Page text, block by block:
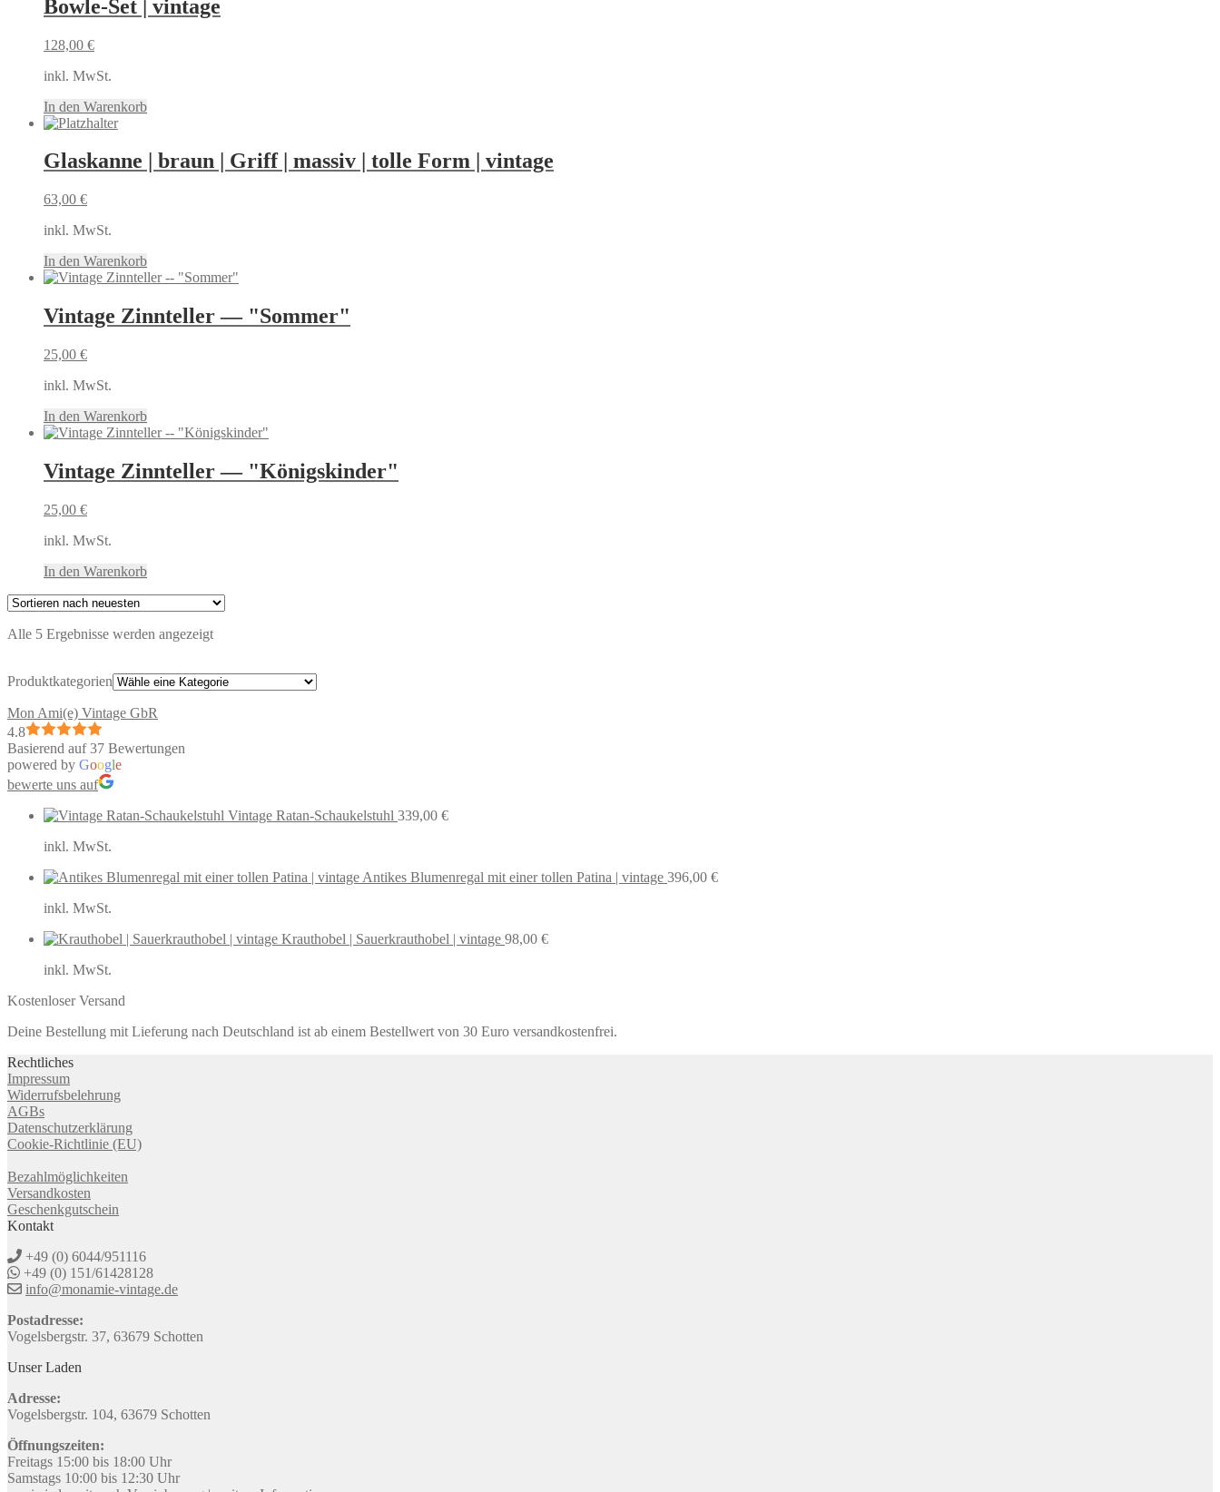
Bowle-Set | vintage
128,00 €
inkl. MwSt.
In den Warenkorb
Glaskanne | braun | Griff | massiv | tolle Form | vintage
63,00 €
inkl. MwSt.
In den Warenkorb
Vintage Zinnteller — "Sommer"
25,00 €
inkl. MwSt.
In den Warenkorb
Vintage Zinnteller — "Königskinder"
25,00 €
inkl. MwSt.
In den Warenkorb
Alle 5 Ergebnisse werden angezeigtNach
Produktkategorien
Mon Ami(e) Vintage GbR
4.8
Basierend auf 37 Bewertungen
powered by Google
bewerte uns auf
Vintage Ratan-Schaukelstuhl 339,00 €
inkl. MwSt.
Antikes Blumenregal mit einer tollen Patina | vintage 396,00 €
inkl. MwSt.
Krauthobel | Sauerkrauthobel | vintage 98,00 €
inkl. MwSt.
Kostenloser Versand
Deine Bestellung mit Lieferung nach Deutschland ist ab einem Bestellwert von 30 Euro versandkostenfrei.
Rechtliches
Impressum
Widerrufsbelehrung
AGBs
Datenschutzerklärung
Cookie-Richtlinie (EU)
Bezahlmöglichkeiten
Versandkosten
Geschenkgutschein
Kontakt
+49 (0) 6044/951116
+49 (0) 151/61428128
info@monamie-vintage.de
Postadresse:
Vogelsbergstr. 37, 63679 Schotten
Unser Laden
Adresse:
Vogelsbergstr. 104, 63679 Schotten
Öffnungszeiten:
Freitags 15:00 bis 18:00 Uhr
Samstags 10:00 bis 12:30 Uhr